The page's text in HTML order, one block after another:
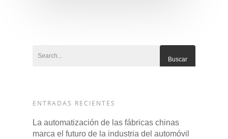
Pulse Enter para buscar o ESC para cerrar
ENTRADAS RECIENTES
La automatización de las fábricas chinas
marca el futuro de la industria del automóvil